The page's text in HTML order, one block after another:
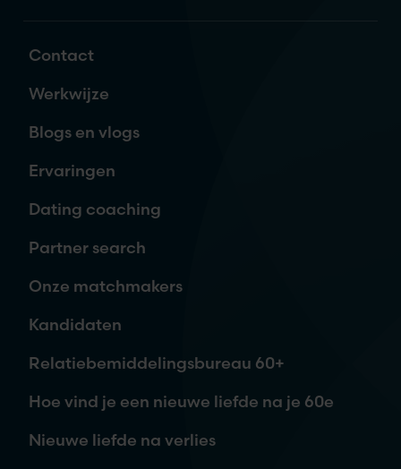
Contact
Werkwijze
Blogs en vlogs
Ervaringen
Dating coaching
Partner search
Onze matchmakers
Kandidaten
Relatiebemiddelingsbureau 60+
Hoe vind je een nieuwe liefde na je 60e
Nieuwe liefde na verlies
liefde
Naam